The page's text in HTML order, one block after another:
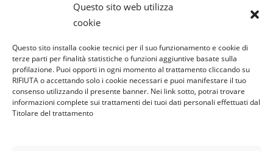
Questo sito web utilizza
cookie
Questo sito installa cookie tecnici per il suo funzionamento e cookie di
terze parti per finalità statistiche o funzioni aggiuntive basate sulla
profilazione. Puoi opporti in ogni momento al trattamento cliccando su
RIFIUTA o accettando solo i cookie necessari e puoi manifestare il tuo
consenso utilizzando il presente banner. Nei link sotto, potrai trovare
informazioni complete sui trattamenti dei tuoi dati personali effettuati dal
Titolare del trattamento
Sostieni
Famiglie per l’accoglienza nel mondo